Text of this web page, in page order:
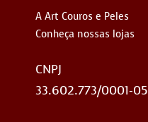
A Art Couros e Peles
Conheça nossas lojas
CNPJ
33.602.773/0001-05